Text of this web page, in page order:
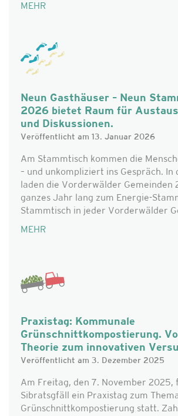
MEHR
Neun Gasthäuser – Neun
2026 bietet Raum für
und Diskussionen.
Veröffentlicht am 13. Januar 2026
Am Stammtisch kommen die
– und unkompliziert ins Gespräch. In
laden die Vorderwälder Gemeinden
ganzes Jahr lang zum Energie-
Stammtisch in jeder Vorderwälder
MEHR
Praxistag: Kommunale
Grünschnittkompostierung.
Theorie zum innovativen
Veröffentlicht am 3. Dezember 2025
Am Freitag, den 7. November 2025,
Sibratsgfäll ein Praxistag zum
Grünschnittkompostierung statt.